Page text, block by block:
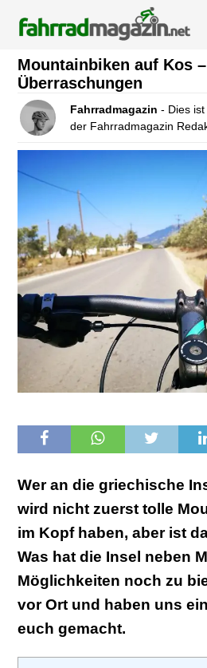
Mountainbiken auf Kos
Überraschungen
Fahrradmagazin - Dies
der Fahrradmagazin
Wer an die griechische
wird nicht zuerst tolle
im Kopf haben, aber ist
Was hat die Insel neben
Möglichkeiten noch zu
vor Ort und haben uns
euch gemacht.